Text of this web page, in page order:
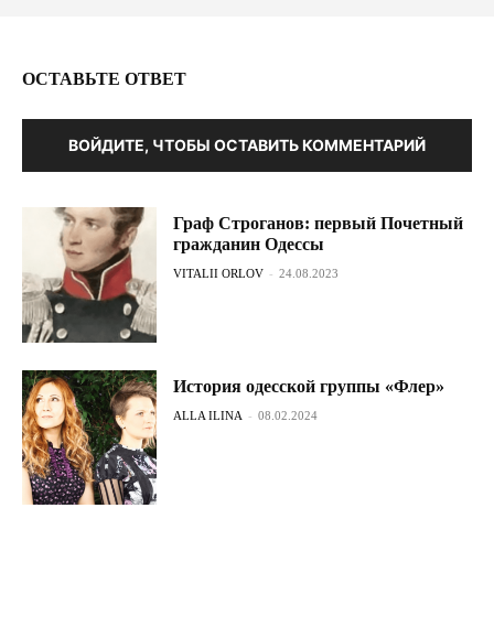
ОСТАВЬТЕ ОТВЕТ
ВОЙДИТЕ, ЧТОБЫ ОСТАВИТЬ КОММЕНТАРИЙ
Граф Строганов: первый Почетный
гражданин Одессы
VITALII ORLOV - 24.08.2023
История одесской группы «Флер»
ALLA ILINA - 08.02.2024